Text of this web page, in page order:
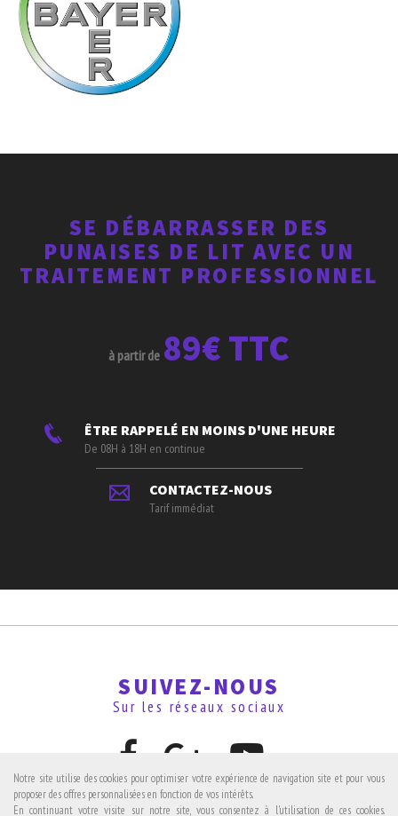
SE DÉBARRASSER DES
PUNAISES DE LIT AVEC UN
TRAITEMENT PROFESSIONNEL
à partir de 89€ TTC
ÊTRE RAPPELÉ EN MOINS D'UNE HEURE
De 08H à 18H en continue
CONTACTEZ-NOUS
Tarif immédiat
SUIVEZ-NOUS
Sur les réseaux sociaux
Notre site utilise des cookies pour optimiser votre expérience de navigation site et pour vous
proposer des offres personnalisées en fonction de vos intérêts.
En continuant votre visite sur notre site, vous consentez à l'utilisation de ces cookies.